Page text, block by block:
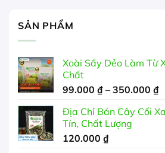
SẢN PHẨM
Xoài Sấy Dẻo Làm Từ
Chất
99.000 ₫ – 350.000 ₫
Địa Chỉ Bán Cây Cối
Tín, Chất Lượng
120.000 ₫